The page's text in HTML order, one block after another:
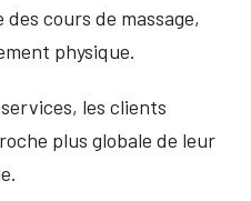
cours de massage,
physique.
les clients
plus globale de leur